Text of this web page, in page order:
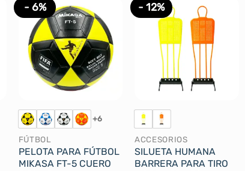
- 6%
+6
FÚTBOL
PELOTA PARA FÚTBOL
MIKASA FT-5 CUERO
- 12%
ACCESORIOS
SILUETA HUMANA
BARRERA PARA TIRO